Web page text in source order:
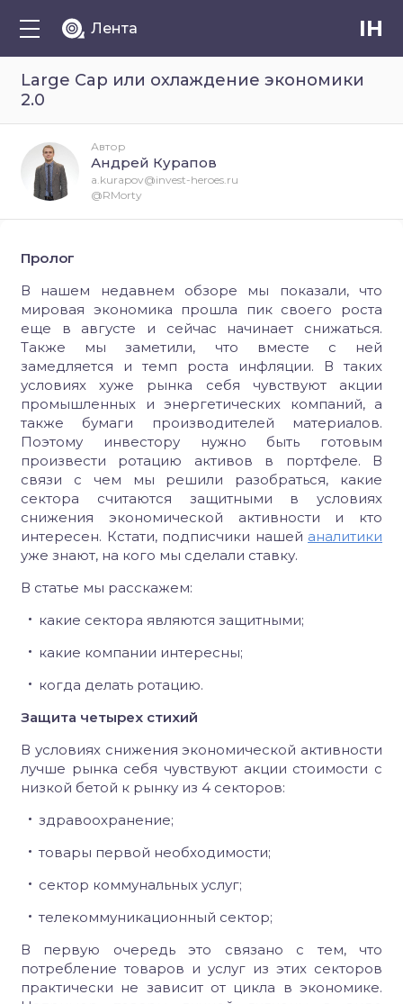
Лента IH
Large Cap или охлаждение экономики
2.0
Пролог
В нашем недавнем обзоре мы показали, что
мировая экономика прошла пик своего роста
еще в августе и сейчас начинает снижаться.
Также мы заметили, что вместе с ней
замедляется и темп роста инфляции. В таких
условиях хуже рынка себя чувствуют акции
промышленных и энергетических компаний, а
также бумаги производителей материалов.
Поэтому инвестору нужно быть готовым
произвести ротацию активов в портфеле. В
связи с чем мы решили разобраться, какие
сектора считаются защитными в условиях
снижения экономической активности и кто
интересен. Кстати, подписчики нашей аналитики
уже знают, на кого мы сделали ставку.
В статье мы расскажем:
какие сектора являются защитными;
какие компании интересны;
когда делать ротацию.
Защита четырех стихий
В условиях снижения экономической активности
лучше рынка себя чувствуют акции стоимости с
низкой бетой к рынку из 4 секторов:
здравоохранение;
товары первой необходимости;
сектор коммунальных услуг;
телекоммуникационный сектор;
В первую очередь это связано с тем, что
потребление товаров и услуг из этих секторов
практически не зависит от цикла в экономике.
Автор
Андрей Курапов
a.kurapov@invest-heroes.ru
@RMorty